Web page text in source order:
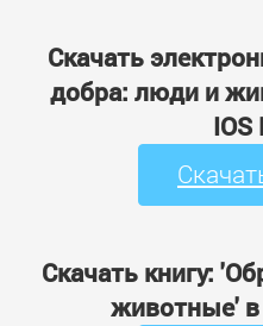
Скачать
добра: люди и
IOS
Скачать книгу:
животные'